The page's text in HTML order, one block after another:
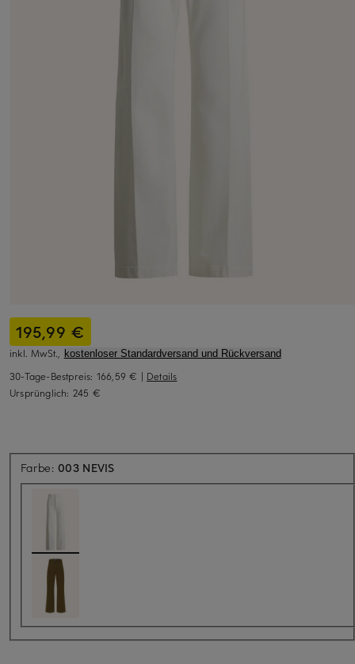
195,99 €
inkl. MwSt., kostenloser Standardversand und Rückversand
30-Tage-Bestpreis: 166,59 € | Details
Ursprünglich: 245 €
Farbe:003 NEVIS